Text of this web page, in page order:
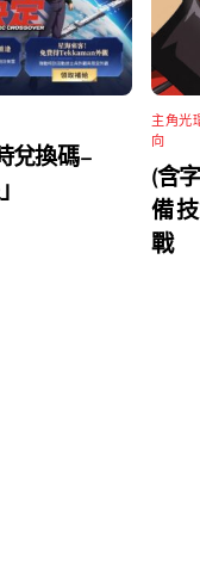
兌換碼 –
主角光
向
(含
備
戰